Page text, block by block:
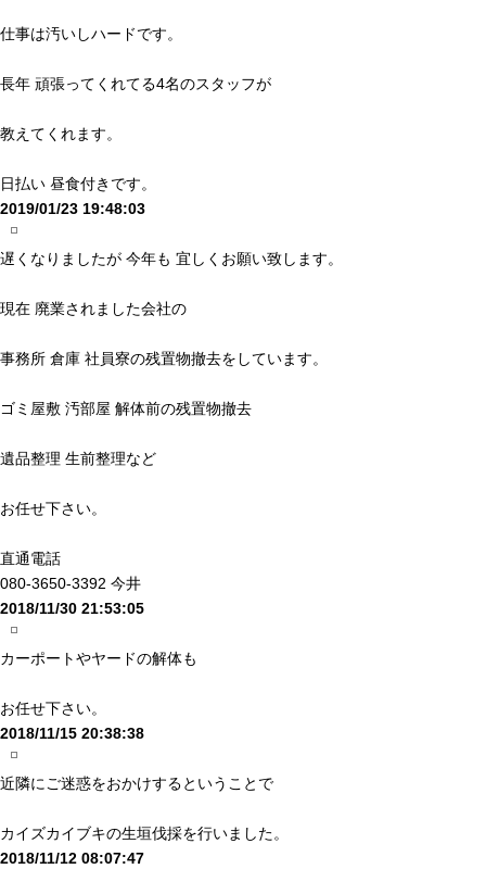
仕事は汚いしハードです。
長年 頑張ってくれてる4名のスタッフが
教えてくれます。
日払い 昼食付きです。
2019/01/23 19:48:03
遅くなりましたが 今年も 宜しくお願い致します。
現在 廃業されました会社の
事務所 倉庫 社員寮の残置物撤去をしています。
ゴミ屋敷 汚部屋 解体前の残置物撤去
遺品整理 生前整理など
お任せ下さい。
直通電話
080-3650-3392 今井
2018/11/30 21:53:05
カーポートやヤードの解体も
お任せ下さい。
2018/11/15 20:38:38
近隣にご迷惑をおかけするということで
カイズカイブキの生垣伐採を行いました。
2018/11/12 08:07:47